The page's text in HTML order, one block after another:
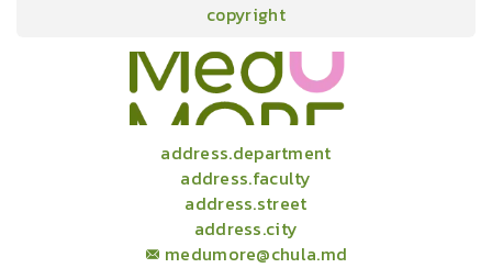
copyright
address.department
address.faculty
address.street
address.city
medumore@chula.md
onlineCourses academicConferencesnewsinfographic